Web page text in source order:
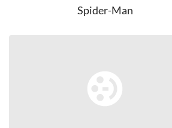
Spider-Man